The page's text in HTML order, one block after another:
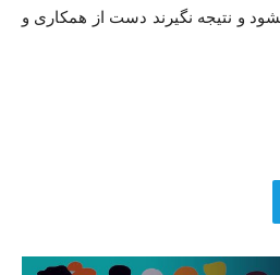
و نتیجه نگیرند دست از همکاری و